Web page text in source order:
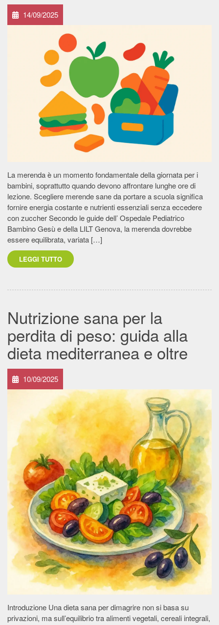
14/09/2025
La merenda è un momento fondamentale della giornata per i
bambini, soprattutto quando devono affrontare lunghe ore di
lezione. Scegliere merende sane da portare a scuola significa
fornire energia costante e nutrienti essenziali senza eccedere
con zuccher Secondo le guide dell’ Ospedale Pediatrico
Bambino Gesù e della LILT Genova, la merenda dovrebbe
essere equilibrata, variata […]
LEGGI TUTTO
Nutrizione sana per la
perdita di peso: guida alla
dieta mediterranea e oltre
10/09/2025
Introduzione Una dieta sana per dimagrire non si basa su
privazioni, ma sull’equilibrio tra alimenti vegetali, cereali integrali,